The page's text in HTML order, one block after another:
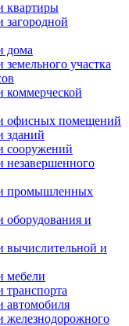
квартиры
загородной
дома
участка
коммерческой
офисных помещений
зданий
сооружений
незавершенного
промышленных
оборудования и
вычислительной и
мебели
автомобиля
железнодорожного